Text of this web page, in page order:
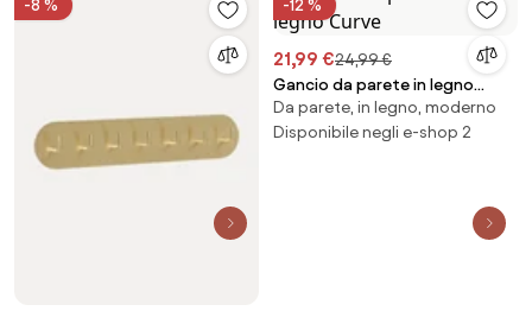
-8 % -12 %
21,99 €24,99 €
Gancio da parete in legno
Curve
Da parete, in legno, moderno
Disponibile negli e-shop 2